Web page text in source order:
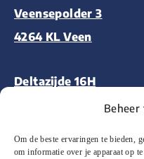
Om de beste ervaringen te bieden,
om informatie over je apparaat op
Veensepolder 3
4264 KL Veen
Deltazijde 16H
1261 ZM Blaricum
Aalsmeerderweg 227